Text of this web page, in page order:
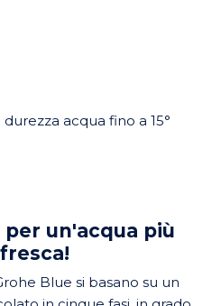
acqua fino a 15°
un'acqua più
Blue si basano su un